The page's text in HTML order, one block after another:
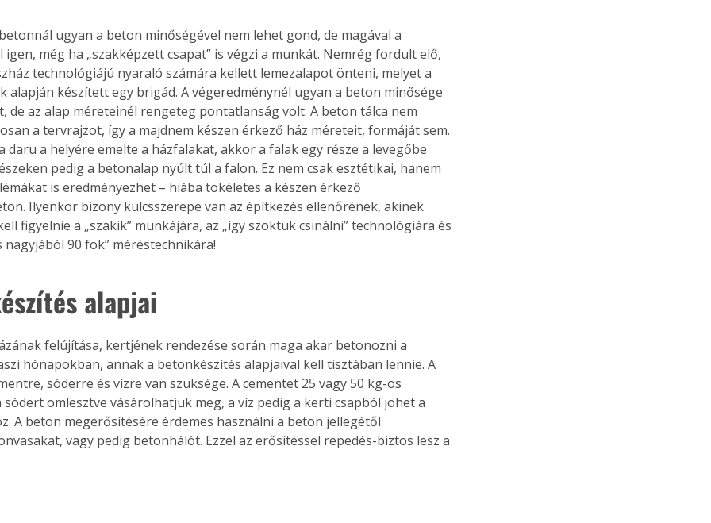
ugyan a beton minőségével nem lehet gond, de magával a
igen, még ha „szakképzett csapat” is végzi a munkát. Nemrég fordult elő,
technológiájú nyaraló számára kellett lemezalapot önteni, melyet a
alapján készített egy brigád. A végeredménynél ugyan a beton minősége
de az alap méreteinél rengeteg pontatlanság volt. A beton tálca nem
a tervrajzot, így a majdnem készen érkező ház méreteit, formáját sem.
daru a helyére emelte a házfalakat, akkor a falak egy része a levegőbe
pedig a betonalap nyúlt túl a falon. Ez nem csak esztétikai, hanem
is eredményezhet – hiába tökéletes a készen érkező
Ilyenkor bizony kulcsszerepe van az építkezés ellenőrének, akinek
figyelnie a „szakik” munkájára, az „így szoktuk csinálni” technológiára és
nagyjából 90 fok” méréstechnikára!
alapjai
felújítása, kertjének rendezése során maga akar betonozni a
hónapokban, annak a betonkészítés alapjaival kell tisztában lennie. A
sóderre és vízre van szüksége. A cementet 25 vagy 50 kg-os
sódert ömlesztve vásárolhatjuk meg, a víz pedig a kerti csapból jöhet a
A beton megerősítésére érdemes használni a beton jellegétől
vagy pedig betonhálót. Ezzel az erősítéssel repedés-biztos lesz a